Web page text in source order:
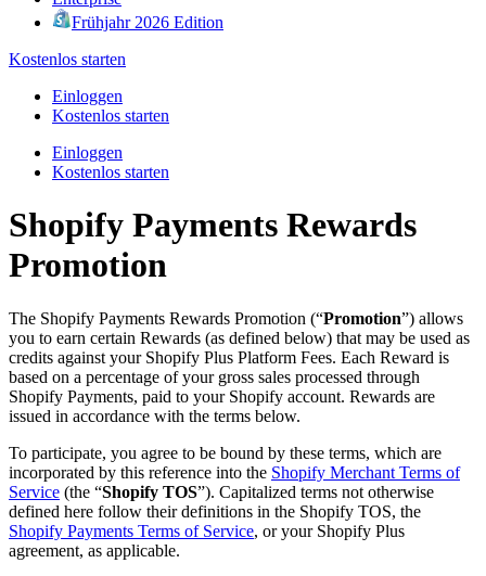
Frühjahr 2026 Edition
Kostenlos starten
Einloggen
Kostenlos starten
Einloggen
Kostenlos starten
Shopify Payments Rewards
Promotion
The Shopify Payments Rewards Promotion (“Promotion”) allows
you to earn certain Rewards (as defined below) that may be used as
credits against your Shopify Plus Platform Fees. Each Reward is
based on a percentage of your gross sales processed through
Shopify Payments, paid to your Shopify account. Rewards are
issued in accordance with the terms below.
To participate, you agree to be bound by these terms, which are
incorporated by this reference into the Shopify Merchant Terms of
Service (the “Shopify TOS”). Capitalized terms not otherwise
defined here follow their definitions in the Shopify TOS, the
Shopify Payments Terms of Service, or your Shopify Plus
agreement, as applicable.